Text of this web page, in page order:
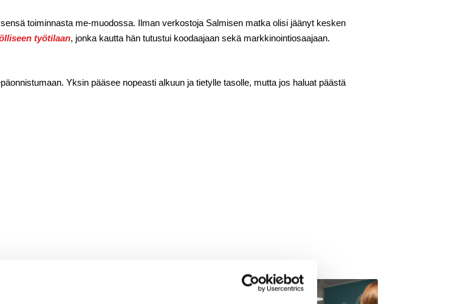
toiminnasta me-muodossa. Ilman verkostoja Salmisen matka olisi jäänyt kesken
työtilaan, jonka kautta hän tutustui koodaajaan sekä markkinointiosaajaan.
Yksin pääsee nopeasti alkuun ja tietylle tasolle, mutta jos haluat päästä